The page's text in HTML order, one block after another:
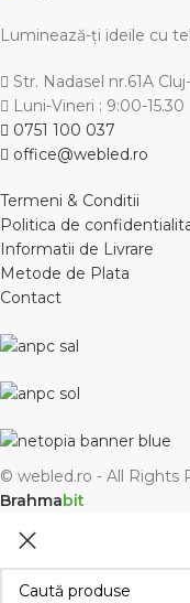
Luminează-ți ideile cu
Str. Nadasel nr.61A
Luni-Vineri : 9:00-15.30
0751 100 037
office@webled.ro
Termeni & Conditii
Politica de
Informatii de Livrare
Metode de Plata
Contact
© webled.ro - All Rights
Brahmabit